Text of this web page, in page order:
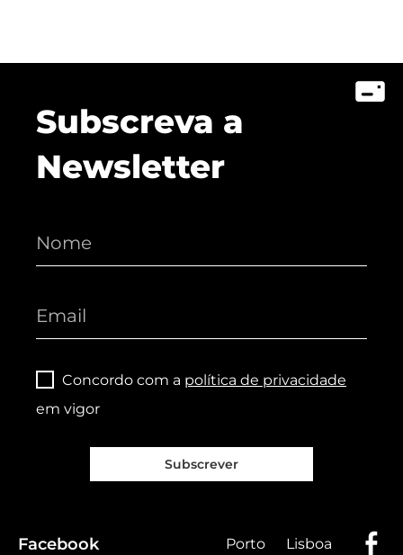
Subscreva a
Newsletter
Concordo com a política de privacidade
em vigor
Subscrever
Facebook Porto Lisboa